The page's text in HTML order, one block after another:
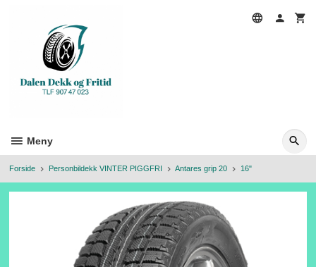
Meny
Forside Personbildekk VINTER PIGGFRI Antares grip 20 16"